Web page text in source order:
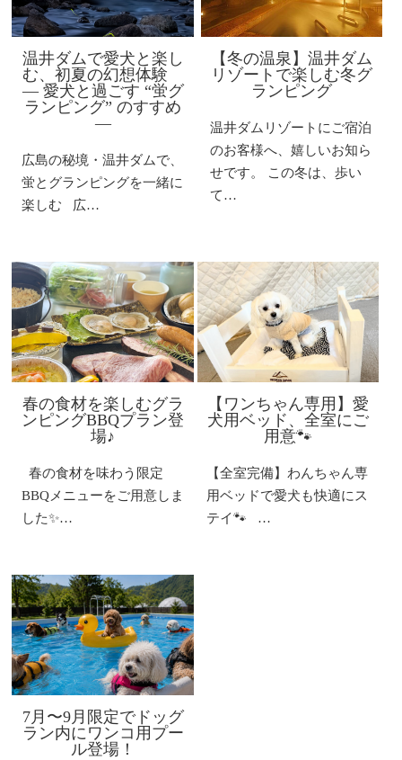
温井ダムで愛犬と楽し
む、初夏の幻想体験
― 愛犬と過ごす “蛍グ
ランピング” のすすめ
―
広島の秘境・温井ダムで、
蛍とグランピングを一緒に
楽しむ 広…
【冬の温泉】温井ダム
リゾートで楽しむ冬グ
ランピング
温井ダムリゾートにご宿泊
のお客様へ、嬉しいお知ら
せです。 この冬は、歩い
て…
春の食材を楽しむグラ
ンピングBBQプラン登
場♪
春の食材を味わう限定
BBQメニューをご用意しま
した✨…
【ワンちゃん専用】愛
犬用ベッド、全室にご
用意🐾
【全室完備】わんちゃん専
用ベッドで愛犬も快適にス
テイ🐾 …
7月〜9月限定でドッグ
ラン内にワンコ用プー
ル登場！​